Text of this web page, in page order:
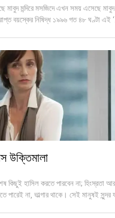
মাবুদ মন্দিরে মসজিদে এখন সময় এসেছে
বয়স্কের নিষিদ্ধ ১৯৯৬ গত ৪৮ ঘণ্টা এই
উক্তিমালা
কিছুই হাসিল করতে পারবেন না; হিংস্রতা
পারেই না, ভাল্গার থাকে। সেই মানুষই সুন্দর